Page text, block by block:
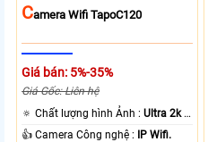
CAmera Wifi TapoC120
Giá bán: 5%-35%
Giá Gốc: Liên hệ
🔅 Chất lượng hình Ảnh :Ultra 2k +
.
👍 Camera Công nghệ : IP Wifi.